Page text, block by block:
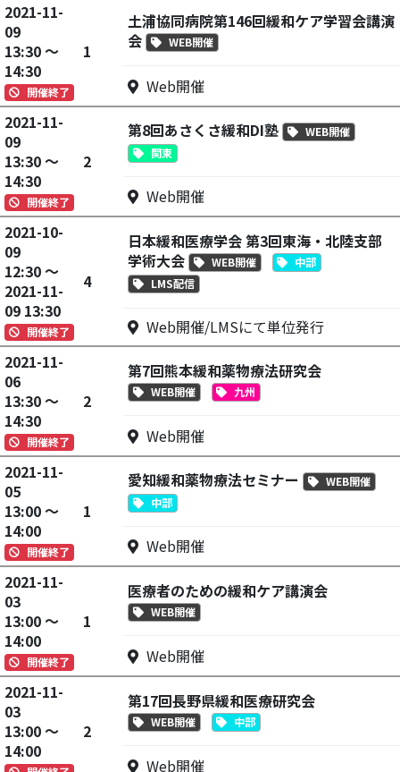
2021-11-
09
13:30 ～
14:30
開催終了
1
土浦協同病院第146回緩和ケア学習会講演
会
WEB開催
Web開催
2021-11-
09
13:30 ～
14:30
開催終了
2
第8回あさくさ緩和DI塾
WEB開催
関東
Web開催
2021-10-
09
12:30 ～
2021-11-
09 13:30
開催終了
4
日本緩和医療学会 第3回東海・北陸支部
学術大会
WEB開催
中部
LMS配信
Web開催/LMSにて単位発行
2021-11-
06
13:30 ～
14:30
開催終了
2
第7回熊本緩和薬物療法研究会
WEB開催 九州
Web開催
2021-11-
05
13:00 ～
14:00
開催終了
1
愛知緩和薬物療法セミナー
WEB開催
中部
Web開催
2021-11-
03
13:00 ～
14:00
開催終了
1
医療者のための緩和ケア講演会
WEB開催
Web開催
2021-11-
03
13:00 ～
14:00
2
第17回長野県緩和医療研究会
WEB開催 中部
Web開催